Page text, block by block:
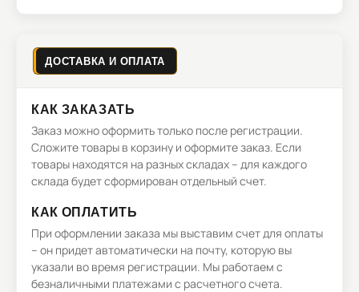
ДОСТАВКА И ОПЛАТА
КАК ЗАКАЗАТЬ
Заказ можно оформить только после регистрации.
Сложите товары в корзину и оформите заказ. Если
товары находятся на разных складах – для каждого
склада будет сформирован отдельный счет.
КАК ОПЛАТИТЬ
При оформлении заказа мы выставим счет для оплаты
– он придет автоматически на почту, которую вы
указали во время регистрации. Мы работаем с
безналичными платежами с расчетного счета.